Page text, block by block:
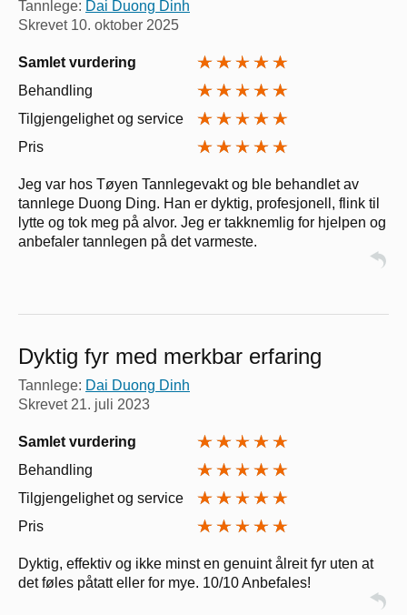
Tannlege: Dai Duong Dinh
Skrevet 10. oktober 2025
Samlet vurdering
Behandling
Tilgjengelighet og service
Pris
Jeg var hos Tøyen Tannlegevakt og ble behandlet av
tannlege Duong Ding. Han er dyktig, profesjonell, flink til
lytte og tok meg på alvor. Jeg er takknemlig for hjelpen og
anbefaler tannlegen på det varmeste.
Dyktig fyr med merkbar erfaring
Tannlege: Dai Duong Dinh
Skrevet 21. juli 2023
Samlet vurdering
Behandling
Tilgjengelighet og service
Pris
Dyktig, effektiv og ikke minst en genuint ålreit fyr uten at
det føles påtatt eller for mye. 10/10 Anbefales!